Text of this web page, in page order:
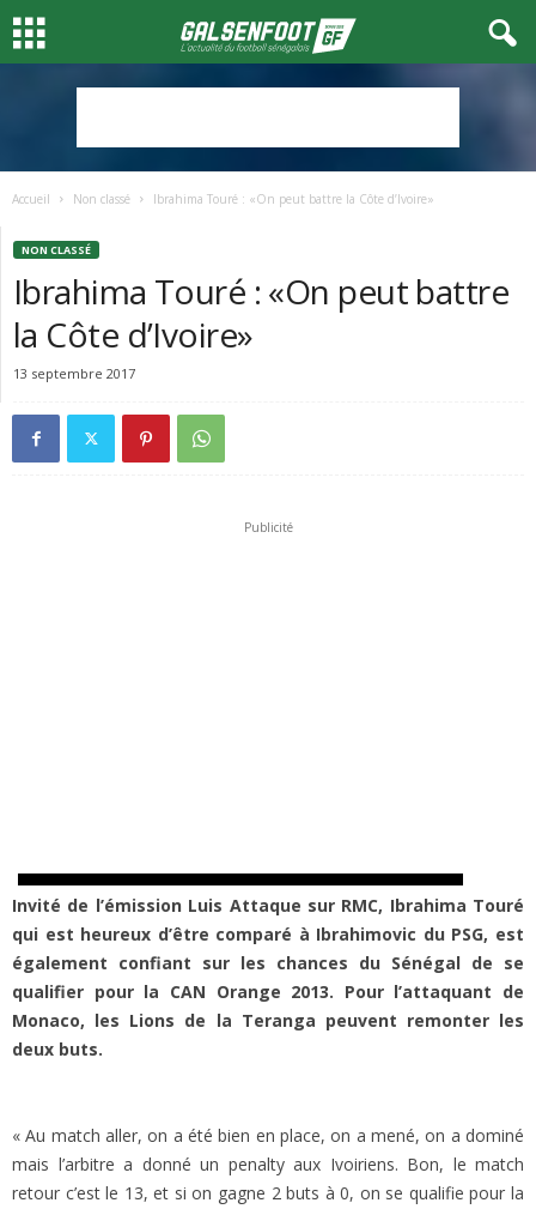
Accueil Non classé Ibrahima Touré : «On peut battre la Côte d’Ivoire»
NON CLASSÉ
Ibrahima Touré : «On peut battre
la Côte d’Ivoire»
13 septembre 2017
Publicité
Invité de l’émission Luis Attaque sur RMC, Ibrahima Touré
qui est heureux d’être comparé à Ibrahimovic du PSG, est
également confiant sur les chances du Sénégal de se
qualifier pour la CAN Orange 2013. Pour l’attaquant de
Monaco, les Lions de la Teranga peuvent remonter les
deux buts.
« Au match aller, on a été bien en place, on a mené, on a dominé
mais l’arbitre a donné un penalty aux Ivoiriens. Bon, le match
retour c’est le 13, et si on gagne 2 buts à 0, on se qualifie pour la